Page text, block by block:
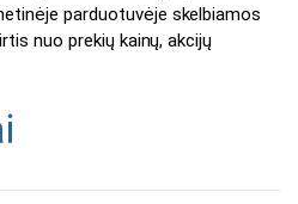
parduotuvėje skelbiamos
nuo prekių kainų, akcijų